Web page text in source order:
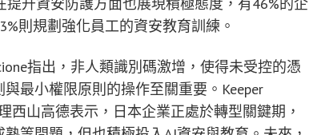
則規劃強化員工的資安教育訓練。
指出，非人類識別碼激增，使得未受控的憑
最小權限原則的操作至關重要。Keeper
西山高德表示，日本企業正處於轉型關鍵期，